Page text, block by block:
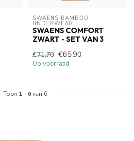
SWAENS BAMBOO
UNDERWEAR
SWAENS COMFORT
ZWART - SET VAN 3
€71,70 €65,90
Op voorraad
Toon 1 - 6van 6